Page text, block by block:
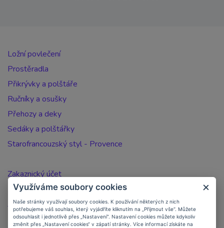
Ložní povlečení
Prostěradla
Přikrývky a polštáře
Ručníky a osušky
Přehozy a deky
Sedáky a polštářky
Starofrancouzský styl - Provence
Zakaznický účet
Registrace zákazníka
Jak nakupovat
Doprava a platba
Využíváme soubory cookies
Naše stránky využívají soubory cookies. K používání některých z nich
potřebujeme váš souhlas, který vyjádříte kliknutím na „Přijmout vše“. Můžete
odsouhlasit i jednotlivě přes „Nastavení“. Nastavení cookies můžete kdykoliv
změnit přes „Nastavení cookies“ v zápatí stránky. Více informací získáte na